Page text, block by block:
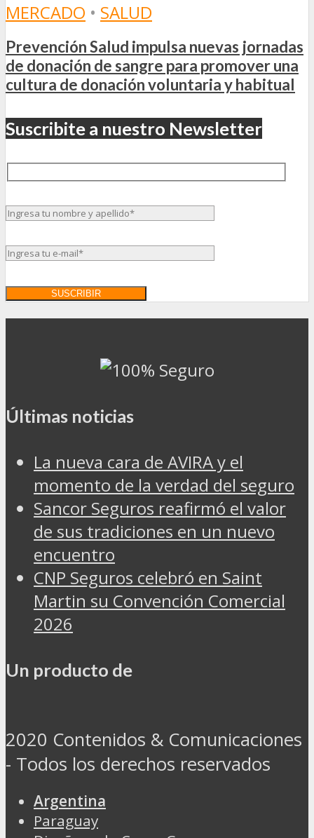
MERCADO • SALUD
Prevención Salud impulsa nuevas jornadas
de donación de sangre para promover una
cultura de donación voluntaria y habitual
Suscribite a nuestro Newsletter
Últimas noticias
La nueva cara de AVIRA y el
momento de la verdad del seguro
Sancor Seguros reafirmó el valor
de sus tradiciones en un nuevo
encuentro
CNP Seguros celebró en Saint
Martin su Convención Comercial
2026
Un producto de
2020 Contenidos & Comunicaciones
- Todos los derechos reservados
Argentina
Paraguay